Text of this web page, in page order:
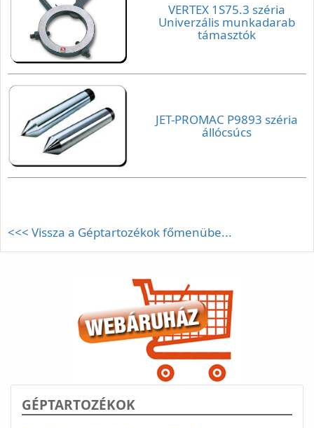
VERTEX 1S75.3 széria
Univerzális munkadarab
támasztók
JET-PROMAC P9893 széria
állócsúcs
<<< Vissza a Géptartozékok főmenübe...
GÉPTARTOZÉKOK